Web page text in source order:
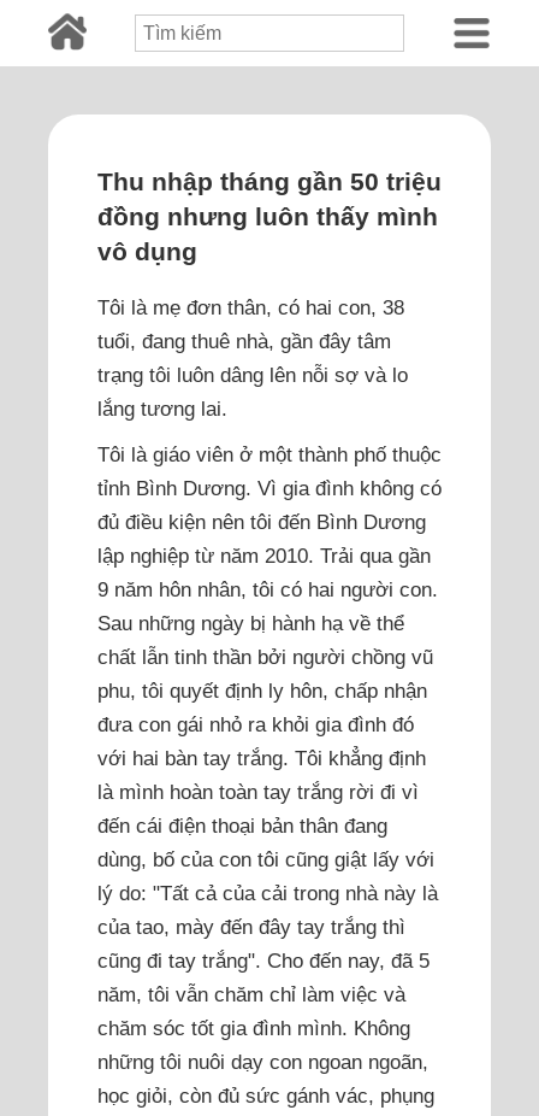
Thu nhập tháng gần 50 triệu
đồng nhưng luôn thấy mình
vô dụng
Tôi là mẹ đơn thân, có hai con, 38
tuổi, đang thuê nhà, gần đây tâm
trạng tôi luôn dâng lên nỗi sợ và lo
lắng tương lai.
Tôi là giáo viên ở một thành phố thuộc
tỉnh Bình Dương. Vì gia đình không có
đủ điều kiện nên tôi đến Bình Dương
lập nghiệp từ năm 2010. Trải qua gần
9 năm hôn nhân, tôi có hai người con.
Sau những ngày bị hành hạ về thể
chất lẫn tinh thần bởi người chồng vũ
phu, tôi quyết định ly hôn, chấp nhận
đưa con gái nhỏ ra khỏi gia đình đó
với hai bàn tay trắng. Tôi khẳng định
là mình hoàn toàn tay trắng rời đi vì
đến cái điện thoại bản thân đang
dùng, bố của con tôi cũng giật lấy với
lý do: "Tất cả của cải trong nhà này là
của tao, mày đến đây tay trắng thì
cũng đi tay trắng". Cho đến nay, đã 5
năm, tôi vẫn chăm chỉ làm việc và
chăm sóc tốt gia đình mình. Không
những tôi nuôi dạy con ngoan ngoãn,
học giỏi, còn đủ sức gánh vác, phụng